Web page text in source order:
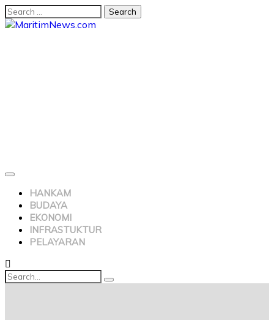
HANKAM
BUDAYA
EKONOMI
INFRASTUKTUR
PELAYARAN